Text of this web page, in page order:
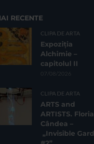
RECENTE
CLIPA DE ARTA
Expoziția
Alchimie –
capitolul II
07/08/2026
CLIPA DE ARTA
ARTS and
ARTISTS.
Cândea –
„Invisible